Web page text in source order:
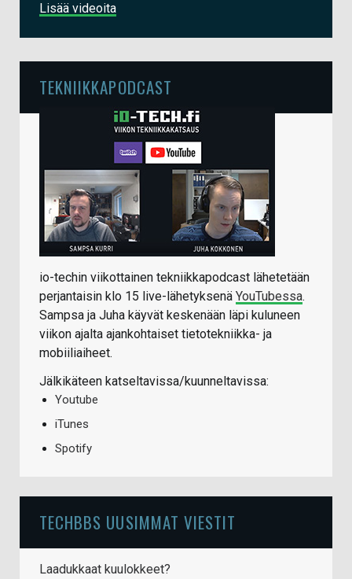
Lisää videoita
TEKNIIKKAPODCAST
io-techin viikottainen tekniikkapodcast lähetetään
perjantaisin klo 15 live-lähetyksenä YouTubessa.
Sampsa ja Juha käyvät keskenään läpi kuluneen
viikon ajalta ajankohtaiset tietotekniikka- ja
mobiiliaiheet.
Jälkikäteen katseltavissa/kuunneltavissa:
Youtube
iTunes
Spotify
TECHBBS UUSIMMAT VIESTIT
Laadukkaat kuulokkeet?